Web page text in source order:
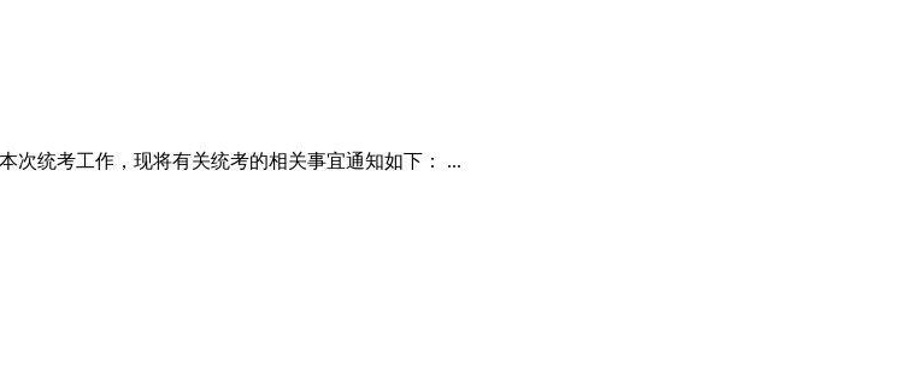
次统考工作，现将有关统考的相关事宜通知如下： ...